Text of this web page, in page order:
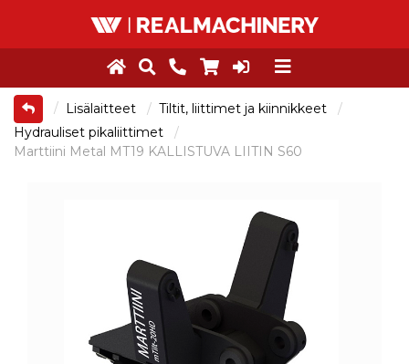
Lisälaitteet
Tiltit, liittimet ja kiinnikkeet
Hydrauliset pikaliittimet
Marttiini Metal MT19 KALLISTUVA LIITIN S60